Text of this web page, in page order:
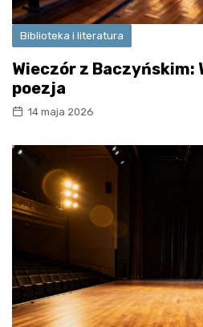
Biblioteka i literatura
Wieczór z Baczyńskim:
poezja
14 maja 2026